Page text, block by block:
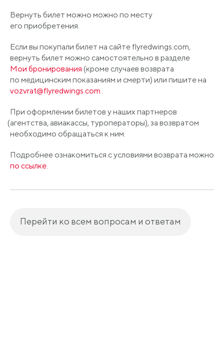
Вернуть билет можно можно по месту
его приобретения.
Если вы покупали билет на сайте flyredwings.com,
вернуть билет можно самостоятельно в разделе
Мои бронирования (кроме случаев возврата
по медицинским показаниям и смерти) или пишите на
vozvrat@flyredwings.com .
При оформлении билетов у наших партнеров
(агентства, авиакассы, туроператоры), за возвратом
необходимо обращаться к ним.
Подробнее ознакомиться с условиями возврата можно
по ссылке.
Перейти ко всем вопросам и ответам